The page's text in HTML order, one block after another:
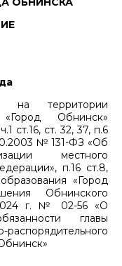
на территории
«Город Обнинск»
ст.16, ст. 32, 37, п.6
№ 131-ФЗ «Об
местного
п.16 ст.8,
«Город
Обнинского
г. № 02-56 «О
главы